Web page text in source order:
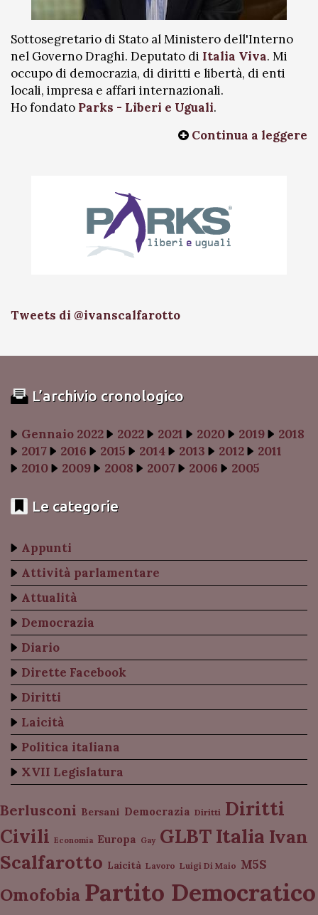
Sottosegretario di Stato al Ministero dell'Interno
nel Governo Draghi. Deputato di Italia Viva. Mi
occupo di democrazia, di diritti e libertà, di enti
locali, impresa e affari internazionali.
Ho fondato Parks - Liberi e Uguali.
Continua a leggere
Tweets di @ivanscalfarotto
L’archivio cronologico
Gennaio 2022 2022 2021 2020 2019
2018
2017
2016 2015 2014 2013 2012
2011
2010
2009 2008 2007 2006 2005
Le categorie
Appunti
Attività parlamentare
Attualità
Democrazia
Diario
Dirette Facebook
Diritti
Laicità
Politica italiana
XVII Legislatura
Berlusconi Bersani Democrazia Diritti Diritti
Civili Economia Europa Gay GLBT Italia Ivan
Scalfarotto Laicità Lavoro Luigi Di Maio M5S
Omofobia Partito Democratico